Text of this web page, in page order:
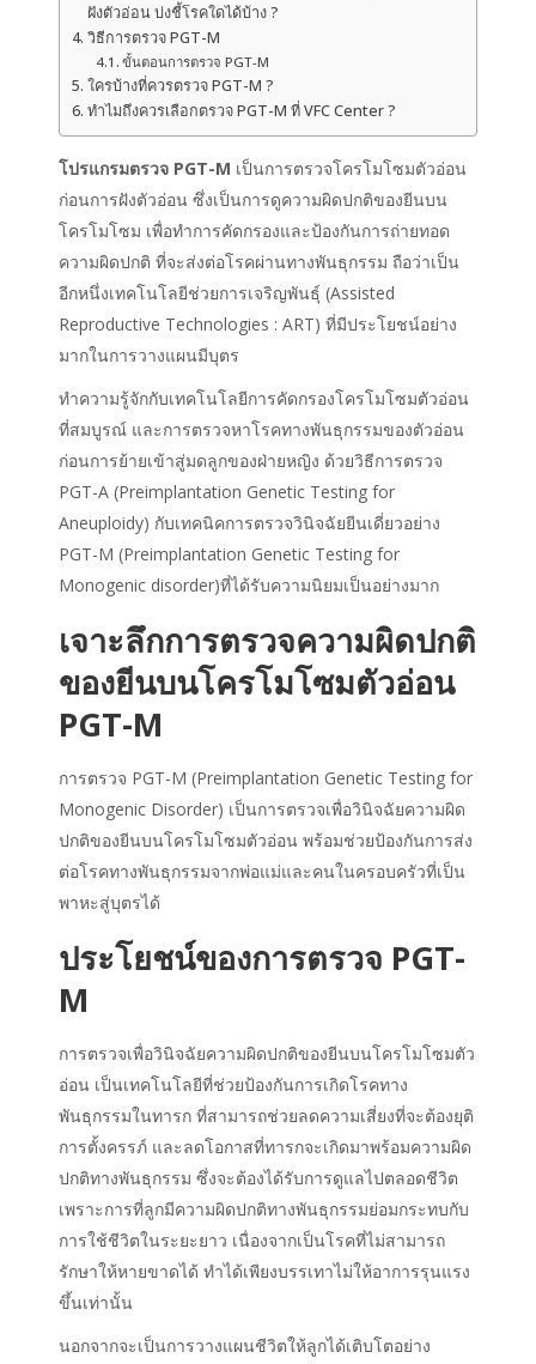
ฝังตัวอ่อน บ่งชี้โรคใดได้บ้าง ?
วิธีการตรวจ PGT-M
ขั้นตอนการตรวจ PGT-M
ใครบ้างที่ควรตรวจ PGT-M ?
ทำไมถึงควรเลือกตรวจ PGT-M ที่ VFC Center ?
โปรแกรมตรวจ PGT-M เป็นการตรวจโครโมโซมตัวอ่อน
ก่อนการฝังตัวอ่อน ซึ่งเป็นการดูความผิดปกติของยีนบน
โครโมโซม เพื่อทำการคัดกรองและป้องกันการถ่ายทอด
ความผิดปกติ ที่จะส่งต่อโรคผ่านทางพันธุกรรม ถือว่าเป็น
อีกหนึ่งเทคโนโลยีช่วยการเจริญพันธุ์ (Assisted
Reproductive Technologies : ART) ที่มีประโยชน์อย่าง
มากในการวางแผนมีบุตร
ทำความรู้จักกับเทคโนโลยีการคัดกรองโครโมโซมตัวอ่อน
ที่สมบูรณ์ และการตรวจหาโรคทางพันธุกรรมของตัวอ่อน
ก่อนการย้ายเข้าสู่มดลูกของฝ่ายหญิง ด้วยวิธีการตรวจ
PGT-A (Preimplantation Genetic Testing for
Aneuploidy) กับเทคนิคการตรวจวินิจฉัยยีนเดี่ยวอย่าง
PGT-M (Preimplantation Genetic Testing for
Monogenic disorder)ที่ได้รับความนิยมเป็นอย่างมาก
เจาะลึกการตรวจความผิดปกติ
ของยีนบนโครโมโซมตัวอ่อน
PGT-M
การตรวจ PGT-M (Preimplantation Genetic Testing for
Monogenic Disorder) เป็นการตรวจเพื่อวินิจฉัยความผิด
ปกติของยีนบนโครโมโซมตัวอ่อน พร้อมช่วยป้องกันการส่ง
ต่อโรคทางพันธุกรรมจากพ่อแม่และคนในครอบครัวที่เป็น
พาหะสู่บุตรได้
ประโยชน์ของการตรวจ PGT-
M
การตรวจเพื่อวินิจฉัยความผิดปกติของยีนบนโครโมโซมตัว
อ่อน เป็นเทคโนโลยีที่ช่วยป้องกันการเกิดโรคทาง
พันธุกรรมในทารก ที่สามารถช่วยลดความเสี่ยงที่จะต้องยุติ
การตั้งครรภ์ และลดโอกาสที่ทารกจะเกิดมาพร้อมความผิด
ปกติทางพันธุกรรม ซึ่งจะต้องได้รับการดูแลไปตลอดชีวิต
เพราะการที่ลูกมีความผิดปกติทางพันธุกรรมย่อมกระทบกับ
การใช้ชีวิตในระยะยาว เนื่องจากเป็นโรคที่ไม่สามารถ
รักษาให้หายขาดได้ ทำได้เพียงบรรเทาไม่ให้อาการรุนแรง
ขึ้นเท่านั้น
นอกจากจะเป็นการวางแผนชีวิตให้ลูกได้เติบโตอย่าง